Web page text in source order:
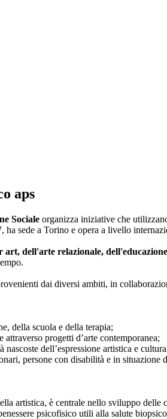
aps
Sociale organizza iniziative che
ha sede a Torino e opera a livello
art, dell'arte relazionale,
dai diversi ambiti, in
della scuola e della terapia;
progetti d’arte contemporanea;
dell’espressione artistica e
persone con disabilità e in
artistica, è centrale nello sviluppo
psicofisico utili alla salute